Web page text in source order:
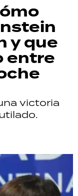
y que
entre
victoria